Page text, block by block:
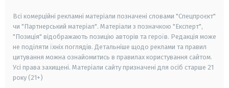
Всі комерційні рекламні матеріали позначені словами "Спецпроєкт"
чи "Партнерський матеріал". Матеріали з позначкою "Експерт",
"Позиція" відображають позицію авторів та героїв. Редакція може
не поділяти їхніх поглядів. Детальніше щодо реклами та правил
цитування можна ознайомитись в правилах користування сайтом.
Усі права захищені. Матеріали сайту призначені для осіб старше 21
року (21+)